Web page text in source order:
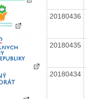
20180436
20180435
20180434